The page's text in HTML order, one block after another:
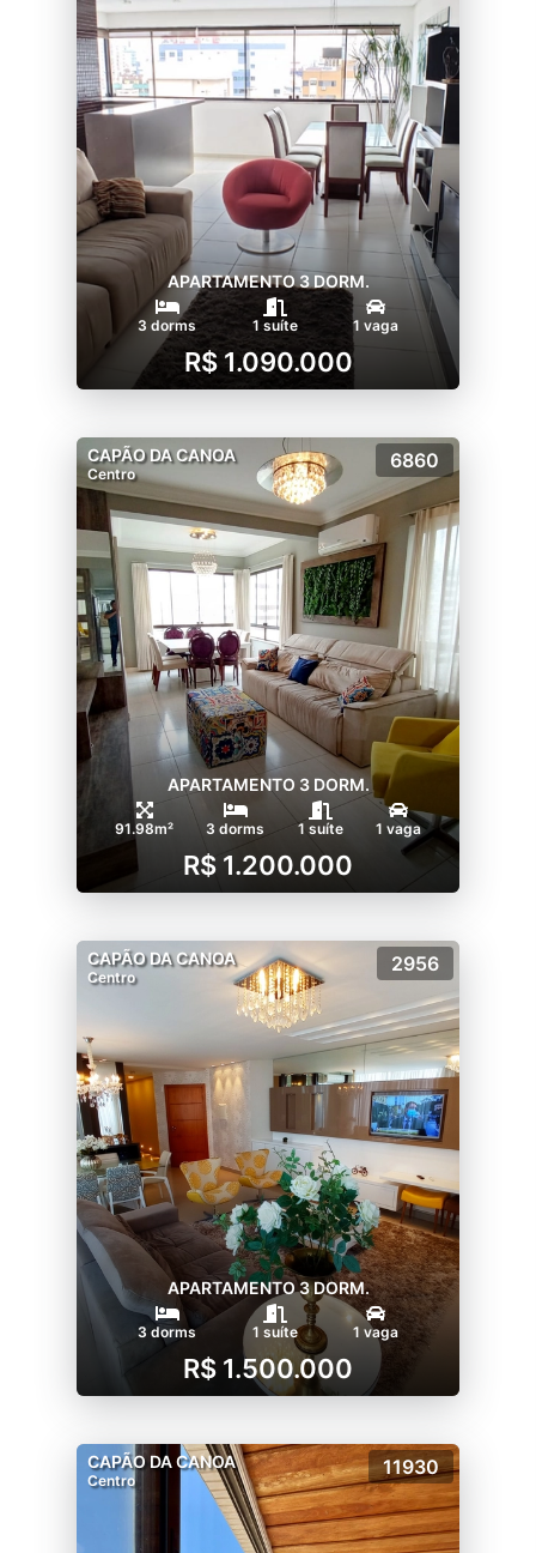
APARTAMENTO 3 DORM.
3 dorms 1 suíte 1 vaga
R$ 1.090.000
CAPÃO DA CANOA
Centro
6860
APARTAMENTO 3 DORM.
91.98m² 3 dorms 1 suíte 1 vaga
R$ 1.200.000
CAPÃO DA CANOA
Centro
2956
APARTAMENTO 3 DORM.
3 dorms 1 suíte 1 vaga
R$ 1.500.000
CAPÃO DA CANOA
Centro
11930